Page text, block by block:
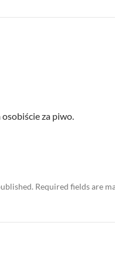
za piwo.
Required fields are